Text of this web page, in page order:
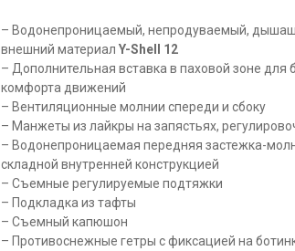
– Водонепроницаемый, непродуваемый,
внешний материал Y-Shell 12
– Дополнительная вставка в паховой зоне для
комфорта движений
– Вентиляционные молнии спереди и сбоку
– Манжеты из лайкры на запястьях,
– Водонепроницаемая передняя застежка-
складной внутренней конструкцией
– Съемные регулируемые подтяжки
– Подкладка из тафты
– Съемный капюшон
– Противоснежные гетры с фиксацией на